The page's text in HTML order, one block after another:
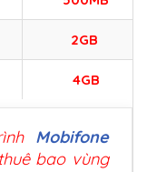
2GB
4GB
Mobifone
bao vùng